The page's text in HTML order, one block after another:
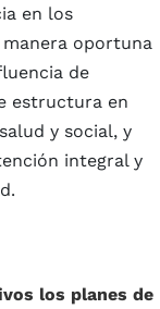
en los
oportuna
de
estructura en
y social, y
integral y
los planes de